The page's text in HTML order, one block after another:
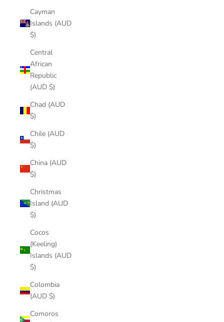
Cayman
Islands (AUD
$)
Central
African
Republic
(AUD $)
Chad (AUD
$)
Chile (AUD
$)
China (AUD
$)
Christmas
Island (AUD
$)
Cocos
(Keeling)
Islands (AUD
$)
Colombia
(AUD $)
Comoros